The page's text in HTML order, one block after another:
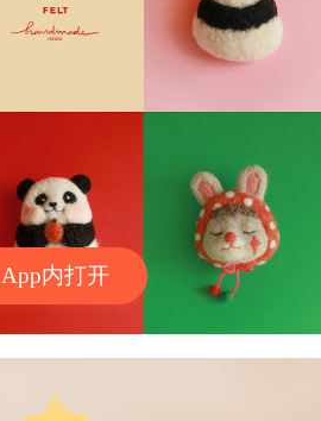
App内打开